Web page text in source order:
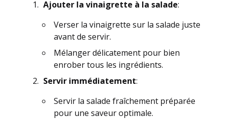
Ajouter la vinaigrette à la salade:
Verser la vinaigrette sur la salade juste
avant de servir.
Mélanger délicatement pour bien
enrober tous les ingrédients.
Servir immédiatement:
Servir la salade fraîchement préparée
pour une saveur optimale.